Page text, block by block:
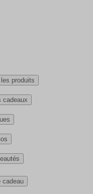
produits
cadeaux
cadeau